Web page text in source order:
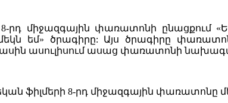
միջազգային փառատոնի ընացքում
եմ» ծրագիրը: Այս ծրագիրը
ասուլիսում ասաց փառատոնի
ֆիլմերի 8-րդ միջազգային փառատոնը